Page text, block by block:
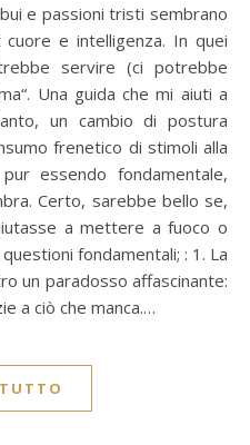
e intelligenza. In quei
servire (ci potrebbe
Una guida che mi aiuti a
un cambio di postura
frenetico di stimoli alla
essendo fondamentale,
Certo, sarebbe bello se,
a mettere a fuoco o
fondamentali; : 1. La
un paradosso affascinante:
a ciò che manca.…